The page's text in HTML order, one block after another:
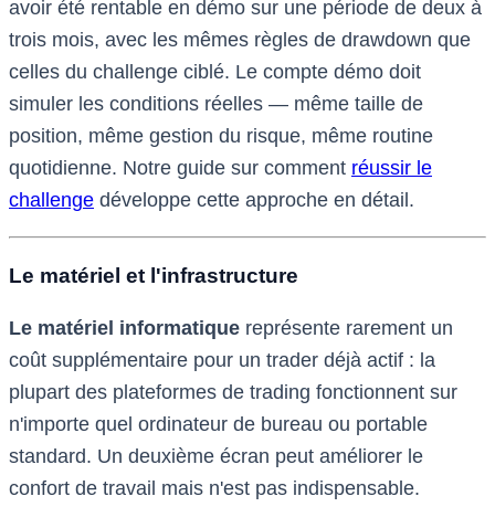
avoir été rentable en démo sur une période de deux à
trois mois, avec les mêmes règles de drawdown que
celles du challenge ciblé. Le compte démo doit
simuler les conditions réelles — même taille de
position, même gestion du risque, même routine
quotidienne. Notre guide sur comment réussir le
challenge développe cette approche en détail.
Le matériel et l'infrastructure
Le matériel informatique représente rarement un
coût supplémentaire pour un trader déjà actif : la
plupart des plateformes de trading fonctionnent sur
n'importe quel ordinateur de bureau ou portable
standard. Un deuxième écran peut améliorer le
confort de travail mais n'est pas indispensable.